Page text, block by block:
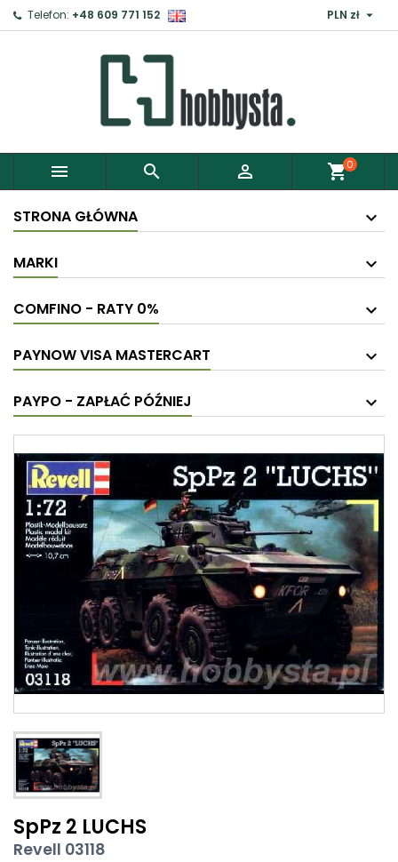
Telefon: +48 609 771 152 PLN zł 
   shopping_cart0
STRONA GŁÓWNA
MARKI
COMFINO - RATY 0%
PAYNOW VISA MASTERCART
PAYPO - ZAPŁAĆ PÓŹNIEJ
SpPz 2 LUCHS
Revell 03118